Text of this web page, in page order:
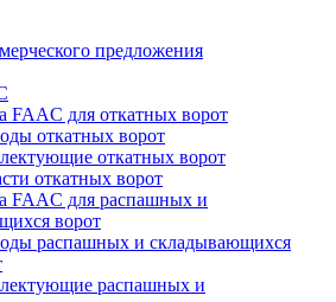
предложения
FAAC для откатных ворот
откатных ворот
откатных ворот
откатных ворот
FAAC для распашных и
ворот
распашных и складывающихся
распашных и